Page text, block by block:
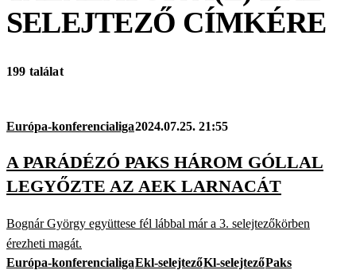
SELEJTEZŐ CÍMKÉRE
199 találat
Európa-konferencialiga2024.07.25. 21:55
A PARÁDÉZÓ PAKS HÁROM GÓLLAL
LEGYŐZTE AZ AEK LARNACÁT
Bognár György együttese fél lábbal már a 3. selejtezőkörben
érezheti magát.
Európa-konferencialigaEkl-selejtezőKl-selejtezőPaks